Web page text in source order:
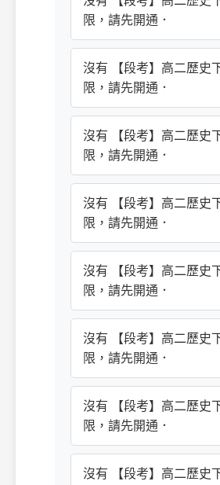
限，請先開通．
沒有 【段考】高二歷史
限，請先開通．
沒有 【段考】高二歷史
限，請先開通．
沒有 【段考】高二歷史
限，請先開通．
沒有 【段考】高二歷史
限，請先開通．
沒有 【段考】高二歷史
限，請先開通．
沒有 【段考】高二歷史
限，請先開通．
沒有 【段考】高二歷史